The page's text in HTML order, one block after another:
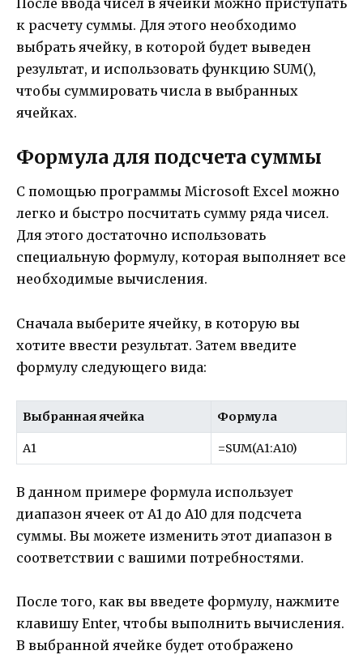
После ввода чисел в ячейки можно приступать
к расчету суммы. Для этого необходимо
выбрать ячейку, в которой будет выведен
результат, и использовать функцию SUM(),
чтобы суммировать числа в выбранных
ячейках.
Формула для подсчета суммы
С помощью программы Microsoft Excel можно
легко и быстро посчитать сумму ряда чисел.
Для этого достаточно использовать
специальную формулу, которая выполняет все
необходимые вычисления.
Сначала выберите ячейку, в которую вы
хотите ввести результат. Затем введите
формулу следующего вида:
Выбранная ячейка Формула
A1 =SUM(A1:A10)
В данном примере формула использует
диапазон ячеек от A1 до A10 для подсчета
суммы. Вы можете изменить этот диапазон в
соответствии с вашими потребностями.
После того, как вы введете формулу, нажмите
клавишу Enter, чтобы выполнить вычисления.
В выбранной ячейке будет отображено